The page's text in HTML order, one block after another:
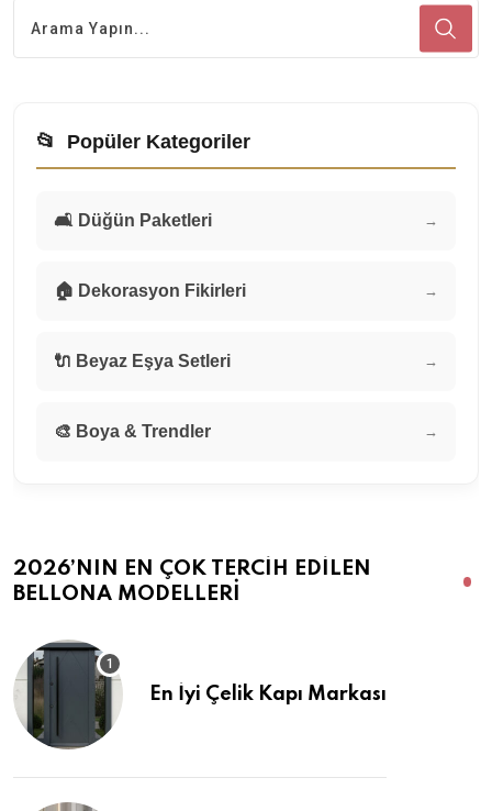
📂 Popüler Kategoriler
🛋️ Düğün Paketleri →
🏠 Dekorasyon Fikirleri →
🔌 Beyaz Eşya Setleri →
🎨 Boya & Trendler →
2026’NIN EN ÇOK TERCIH EDILEN
BELLONA MODELLERI
En İyi Çelik Kapı Markası